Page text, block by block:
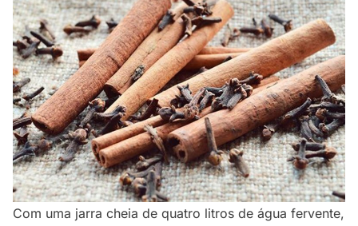
Com uma jarra cheia de quatro litros de água fervente,